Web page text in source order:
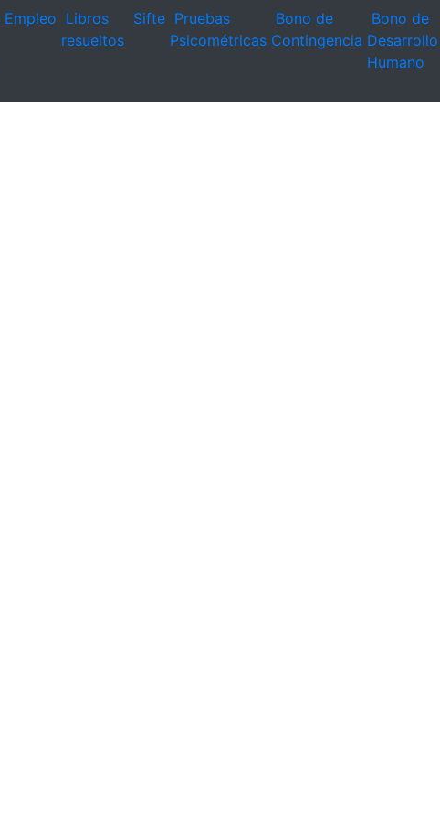
Empleo Libros
resueltos
Sifte Pruebas
Psicométricas
Bono de
Contingencia
Bono de
Desarrollo
Humano